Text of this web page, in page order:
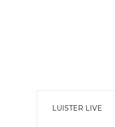
LUISTER LIVE